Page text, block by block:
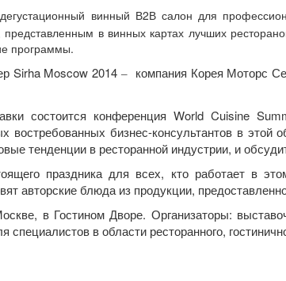
винный В2В салон для
в винных картах лучших
программы.
Sirha Moscow 2014‒
компания Корея Моторс
состоится конференция World Cuisine
востребованных бизнес-консультантов в
тенденции в ресторанной индустрии, и
праздника для всех, кто работает в
авторские блюда из продукции,
в Гостином Дворе. Организаторы:
специалистов в области ресторанного,